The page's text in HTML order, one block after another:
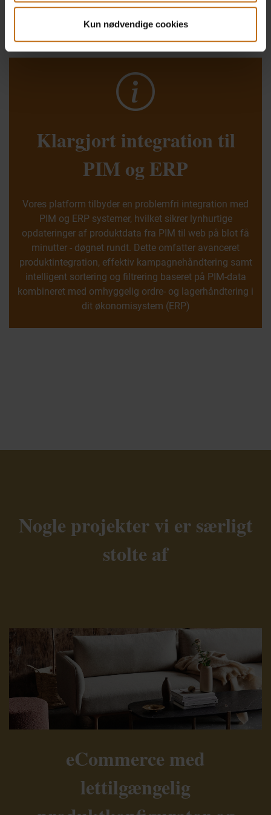
Kun nødvendige cookies
Klargjort integration til
PIM og ERP
Vores platform tilbyder en problemfri integration med
PIM og ERP systemer, hvilket sikrer lynhurtige
opdateringer af produktdata fra PIM til web på blot få
minutter - døgnet rundt. Dette omfatter avanceret
produktintegration, effektiv kampagnehåndtering samt
intelligent sortering og filtrering baseret på PIM-data
kombineret med omhyggelig ordre- og lagerhåndtering i
dit økonomisystem (ERP)
Nogle projekter vi er særligt
stolte af
eCommerce med
lettilgængelig